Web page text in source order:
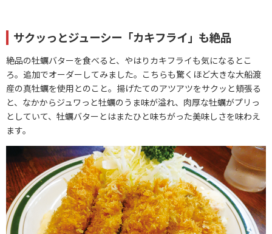
サクッっとジューシー「カキフライ」も絶品
絶品の牡蠣バターを食べると、やはりカキフライも気になるとこ
ろ。追加でオーダーしてみました。こちらも驚くほど大きな大船渡
産の真牡蠣を使用とのこと。揚げたてのアツアツをサクッと頬張る
と、なかからジュワっと牡蠣のうま味が溢れ、肉厚な牡蠣がプリっ
としていて、牡蠣バターとはまたひと味ちがった美味しさを味わえ
ます。